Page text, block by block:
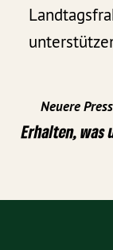
Neuere
Erhalten, was